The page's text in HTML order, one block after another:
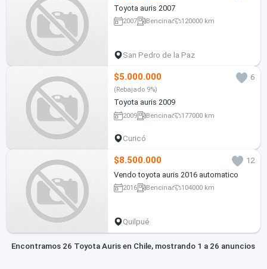
Toyota auris 2007
2007 Bencina 120000 km
San Pedro de la Paz
$5.000.000 6
(Rebajado 9%)
Toyota auris 2009
2009 Bencina 177000 km
Curicó
$8.500.000
12
Vendo toyota auris 2016 automatico
2016 Bencina 104000 km
Quilpué
Encontramos 26 Toyota Auris en Chile, mostrando 1 a 26 anuncios